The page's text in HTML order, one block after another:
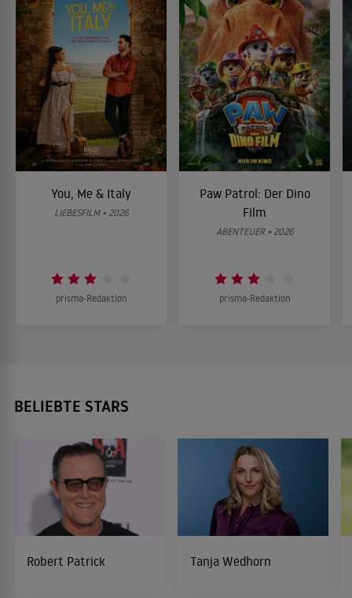
You, Me & Italy
LIEBESFILM • 2026
prisma-Redaktion
Paw Patrol: Der Dino
Film
ABENTEUER • 2026
prisma-Redaktion
BELIEBTE STARS
Robert Patrick Tanja Wedhorn